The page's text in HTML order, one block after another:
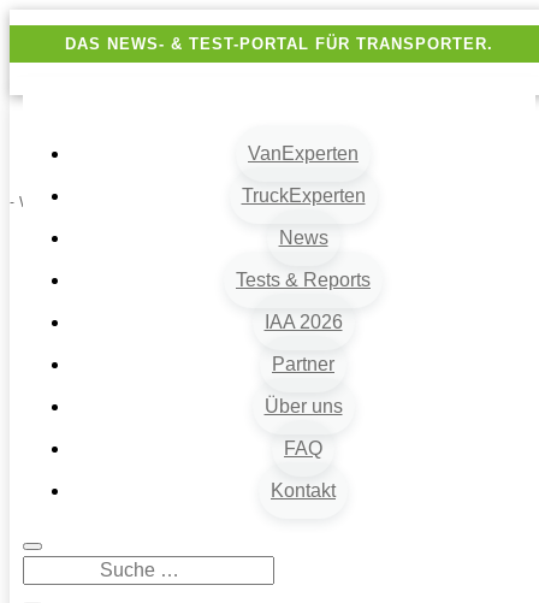
DAS NEWS- & TEST-PORTAL FÜR TRANSPORTER.
VanExperten
TruckExperten
News
Tests & Reports
IAA 2026
Partner
Über uns
FAQ
Kontakt
- Werbung -
9
MAN TGE: in die Wüste geschickt